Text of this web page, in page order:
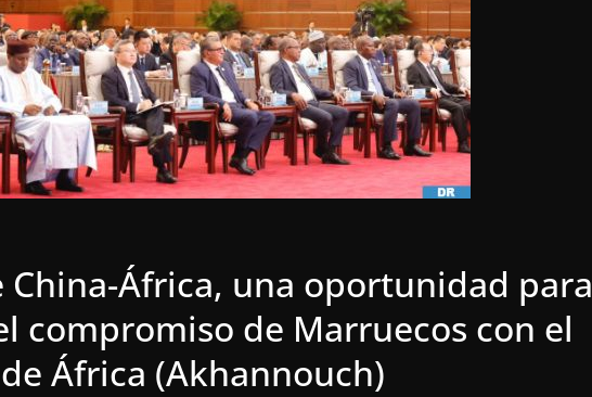
China-África, una oportunidad para
compromiso de Marruecos con el
África (Akhannouch)